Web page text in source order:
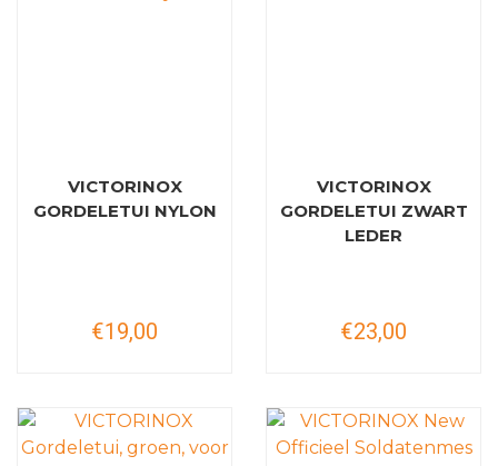
VICTORINOX
GORDELETUI NYLON
€19,00
VICTORINOX
GORDELETUI ZWART
LEDER
€23,00